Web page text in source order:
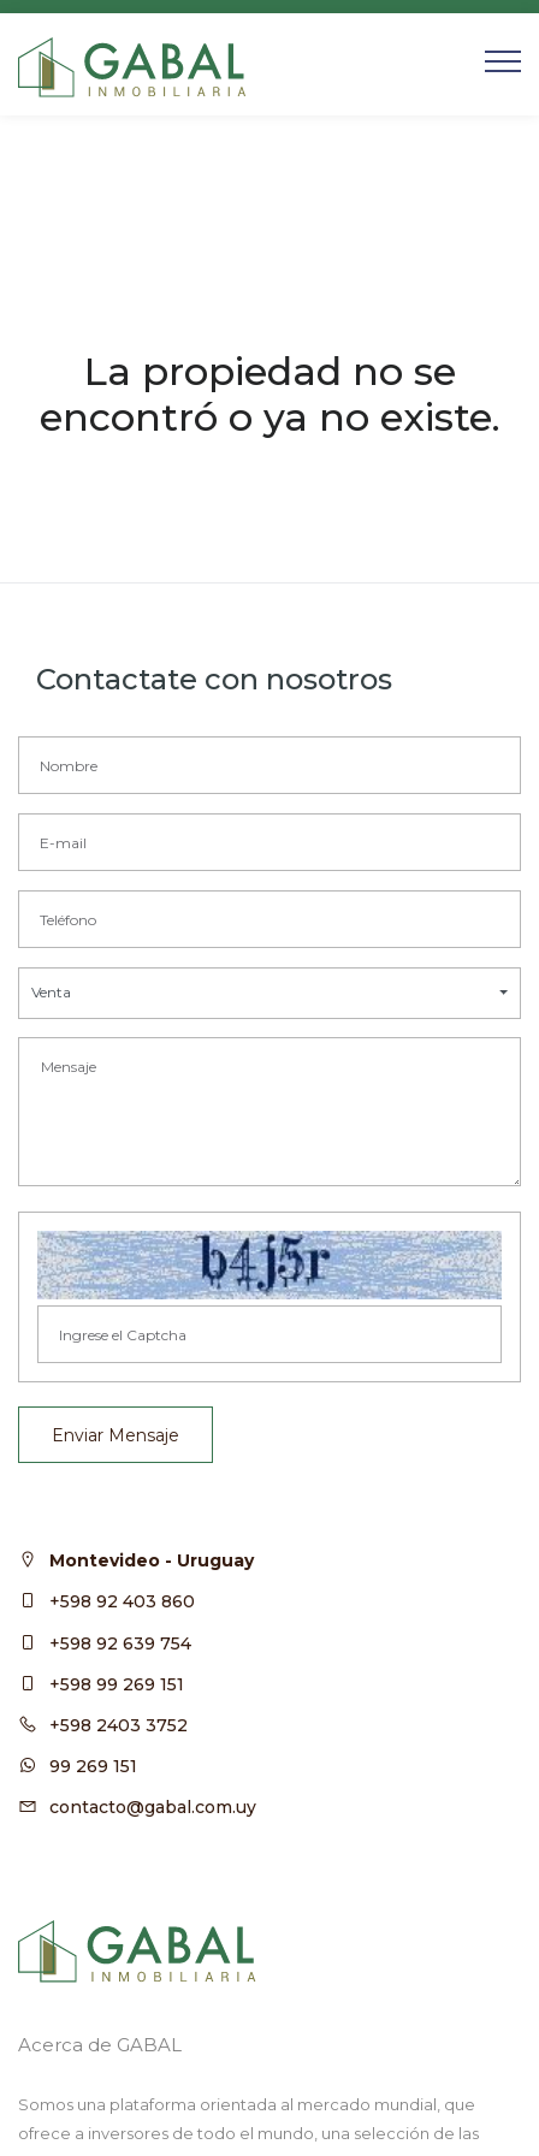
La propiedad no se
encontró o ya no existe.
Contactate con nosotros
Venta
Enviar Mensaje
Montevideo - Uruguay
+598 92 403 860
+598 92 639 754
+598 99 269 151
+598 2403 3752
99 269 151
contacto@gabal.com.uy
Acerca de GABAL
Somos una plataforma orientada al mercado mundial, que
ofrece a inversores de todo el mundo, una selección de las